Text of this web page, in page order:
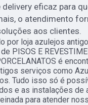
eficaz para
o atendimento
aos clientes.
por loja azulejos
PISOS E
é
serviços como
Tudo isso só é
e as instalações de
para atender